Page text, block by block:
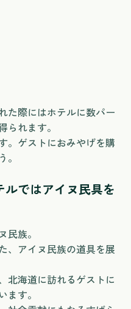
た際にはホテルに数パー
られます。
。ゲストにおみやげを購
ではアイヌ民具を
族。
、アイヌ民族の道具を展
北海道に訪れるゲストに
ます。